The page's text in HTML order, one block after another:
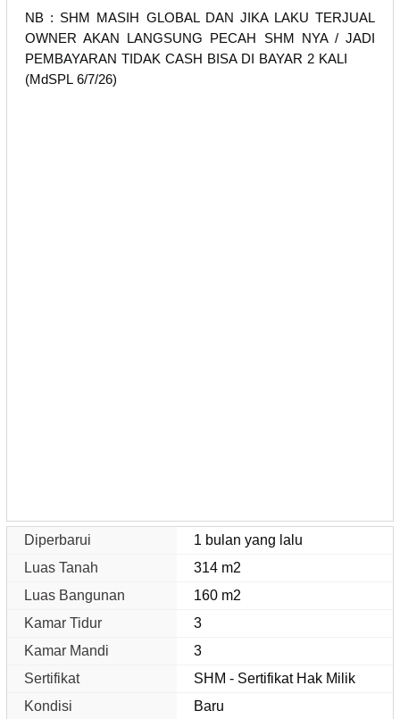
NB : SHM MASIH GLOBAL DAN JIKA LAKU TERJUAL
OWNER AKAN LANGSUNG PECAH SHM NYA / JADI
PEMBAYARAN TIDAK CASH BISA DI BAYAR 2 KALI
(MdSPL 6/7/26)
Diperbarui
1 bulan yang lalu
Luas Tanah
314 m2
Luas Bangunan
160 m2
Kamar Tidur
3
Kamar Mandi
3
Sertifikat
SHM - Sertifikat Hak Milik
Kondisi
Baru